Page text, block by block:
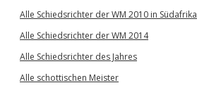
Alle Schiedsrichter der WM 2010 in Südafrika
Alle Schiedsrichter der WM 2014
Alle Schiedsrichter des Jahres
Alle schottischen Meister